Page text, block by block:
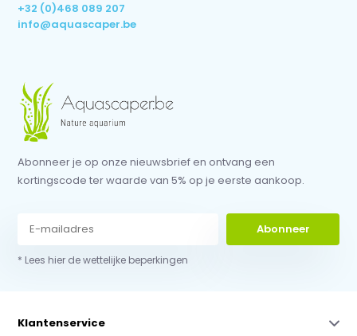
+32 (0)468 089 207
info@aquascaper.be
Abonneer je op onze nieuwsbrief en ontvang een
kortingscode ter waarde van 5% op je eerste aankoop.
Abonneer
* Lees hier de wettelijke beperkingen
Klantenservice